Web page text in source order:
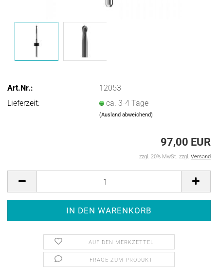
Art.Nr.:
12053
Lieferzeit:
ca. 3-4 Tage
(Ausland abweichend)
97,00 EUR
zzgl. 20% MwSt. zzgl. Versand
AUF DEN MERKZETTEL
FRAGE ZUM PRODUKT